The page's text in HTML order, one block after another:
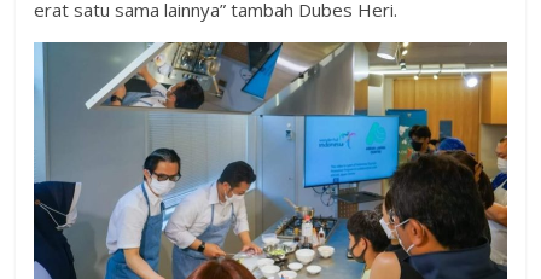
erat satu sama lainnya” tambah Dubes Heri.